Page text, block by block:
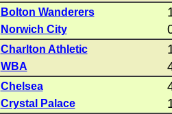
Bolton Wanderers
Norwich City
Charlton Athletic
WBA
Chelsea
Crystal Palace